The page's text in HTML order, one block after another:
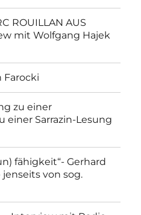
ROUILLAN AUS
mit Wolfgang Hajek
Farocki
zu einer
einer Sarrazin-Lesung
fähigkeit“- Gerhard
jenseits von sog.